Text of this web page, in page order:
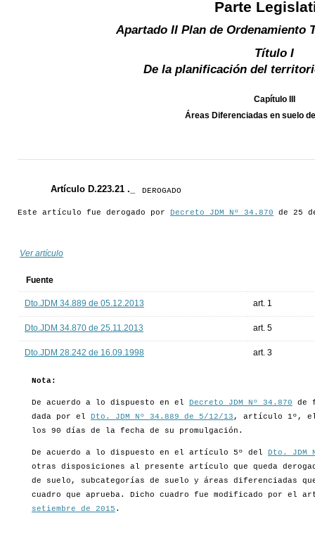
Parte
Apartado II Plan de Ordenamiento
Título I
De la planificación del
Capítulo III
Áreas Diferenciadas en suelo
Artículo D.223.21 ._ DEROGADO
Este artículo fue derogado por Decreto JDM Nº 34.870 de 25
Ver artículo
Fuente
Dto.JDM 34.889 de 05.12.2013 art. 1
Dto.JDM 34.870 de 25.11.2013 art. 5
Dto.JDM 28.242 de 16.09.1998 art. 3
Nota:
De acuerdo a lo dispuesto en el Decreto JDM Nº 34.870 de
dada por el
Dto. JDM Nº 34.889 de 5/12/13 , artículo 1º,
los 90 días de la fecha de su promulgación.
De acuerdo a lo dispuesto en el artículo 5º del
Dto. JDM
otras disposiciones al presente artículo que queda
de suelo, subcategorías de suelo y áreas diferenciadas
cuadro que aprueba. Dicho cuadro fue modificado por el
setiembre de 2015 .